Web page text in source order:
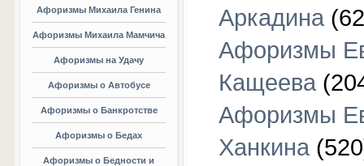
Афоризмы Михаила Генина
Афоризмы Михаила Мамчича
Афоризмы на Удачу
Афоризмы о Автобусе
Афоризмы о Банкротстве
Афоризмы о Бедах
Афоризмы о Бедности и
Аркадина
Афоризмы
Кащеева
Афоризмы
Ханкина